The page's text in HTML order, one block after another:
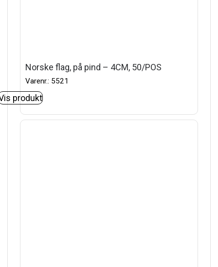
Norske flag, på pind – 4CM, 50/POS
Varenr.: 5521
produkt